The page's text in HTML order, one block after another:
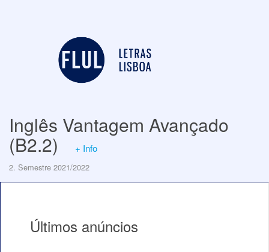
Inglês Vantagem Avançado
(B2.2) + Info
2. Semestre 2021/2022
Últimos anúncios